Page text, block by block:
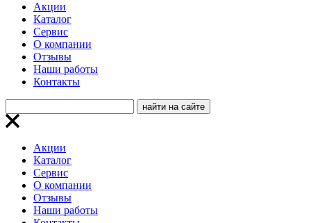
Акции
Каталог
Сервис
О компании
Отзывы
Наши работы
Контакты
Акции
Каталог
Сервис
О компании
Отзывы
Наши работы